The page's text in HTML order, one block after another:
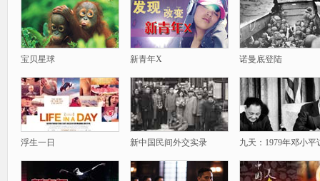
宝贝星球 新青年X 诺曼底登陆
浮生一日 新中国民间外交实录 九天：1979年邓小平